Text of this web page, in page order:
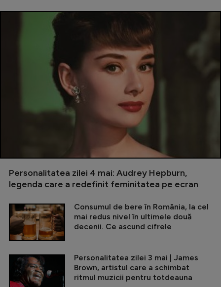
Personalitatea zilei 4 mai: Audrey Hepburn,
legenda care a redefinit feminitatea pe ecran
Consumul de bere în România, la cel
mai redus nivel în ultimele două
decenii. Ce ascund cifrele
Personalitatea zilei 3 mai | James
Brown, artistul care a schimbat
ritmul muzicii pentru totdeauna